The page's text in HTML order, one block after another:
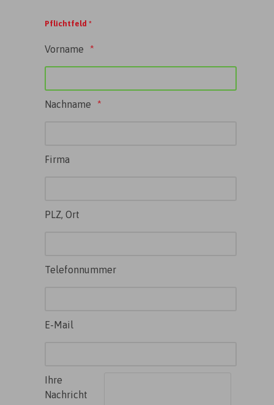
Pflichtfeld *
Vorname
Nachname
Firma
PLZ, Ort
Telefonnummer
E-Mail
Ihre
Nachricht